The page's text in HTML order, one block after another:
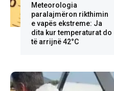
Meteorologia
paralajmëron rikthimin
e vapës ekstreme: Ja
dita kur temperaturat do
të arrijnë 42°C